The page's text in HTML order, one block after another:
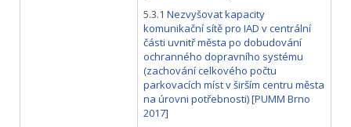
5.3.1 Nezvyšovat kapacity
komunikační sítě pro IAD v centrální
části uvnitř města po dobudování
ochranného dopravního systému
(zachování celkového počtu
parkovacích míst v širším centru města
na úrovni potřebnosti)[PUMM Brno
2017]